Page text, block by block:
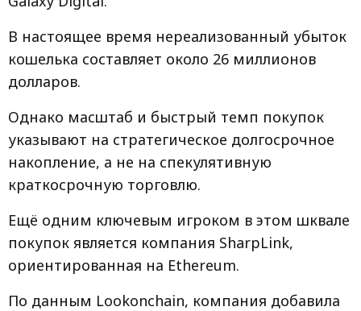
В настоящее время нереализованный убыток
кошелька составляет около 26 миллионов
долларов.
Однако масштаб и быстрый темп покупок
указывают на стратегическое долгосрочное
накопление, а не на спекулятивную
краткосрочную торговлю.
Ещё одним ключевым игроком в этом шквале
покупок является компания SharpLink,
ориентированная на Ethereum.
По данным Lookonchain, компания добавила